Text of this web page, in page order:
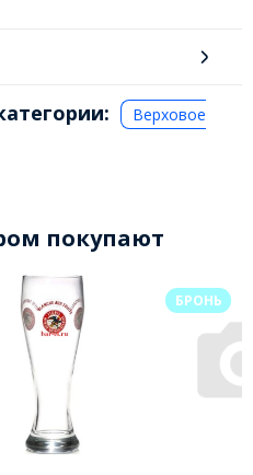
Верховое
покупают
БРОНЬ